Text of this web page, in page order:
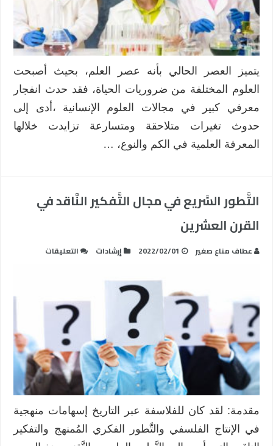
تدريس
العلوم
مغلقة
يتميز العصر الحالي بأنه عصر العلم، بحيث أصبحت
العلوم المختلفة من ضروريات الحياة، فقد حدث انفجار
معرفي كبير في مجالات العلوم الإنسانية ،أدى إلى
حدوث تغيرات متلاحقة ومتسارعة تزايدت خلالها
المعرفة العلمية في الكم والنوع، …
التَّطور السَّريع في مجال التَّفكير النَّاقد في
القرن العشرين
عطاف مناع صغير 2022/02/01 إرشادات التعليقات
مجال
النَّاقد
في
القرن
العشرين
مغلقة
مقدمة: لقد كان للفلاسفة عبر التاريخ إسهامات منهجية
في الإنتاج الفلسفي والتَّطور الفكري المُمنهج والتفكير